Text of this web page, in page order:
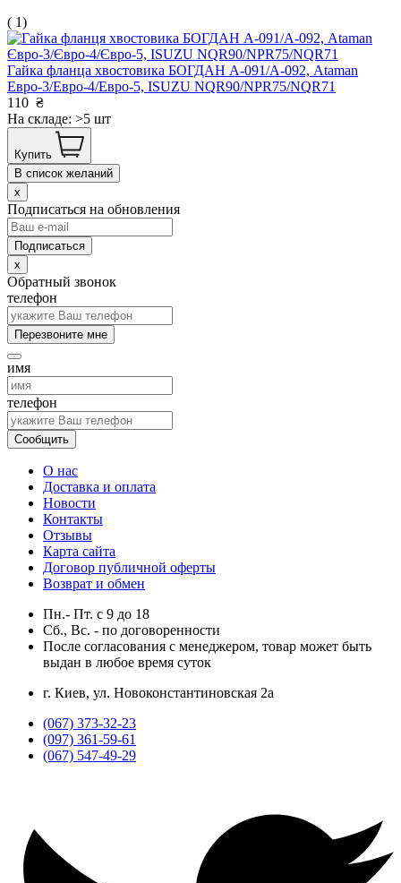
( 1)
Гайка фланца хвостовика БОГДАН А-091/А-092, Ataman
Евро-3/Евро-4/Евро-5, ISUZU NQR90/NPR75/NQR71
110 ₴
На складе: >5 шт
Купить
В список желаний
x
Подписаться на обновления
x
Обратный звонок
телефон
Перезвоните мне
имя
телефон
Сообщить
О нас
Доставка и оплата
Новости
Контакты
Отзывы
Карта сайта
Договор публичной оферты
Возврат и обмен
Пн.- Пт. с 9 до 18
Сб., Вс. - по договоренности
После согласования с менеджером, товар может быть
выдан в любое время суток
г. Киев, ул. Новоконстантиновская 2а
(067) 373-32-23
(097) 361-59-61
(067) 547-49-29